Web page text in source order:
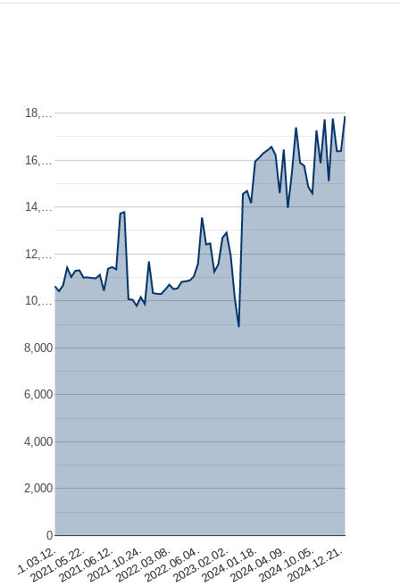
2021.05.22.2021.06.12.2021.10.24.2022.03.08.2022.06.04.2023.02.02.2024.01.18.2024.04.09.2024.10.05.
2024.12.21.
0
2,000
4,000
6,000
8,000
10,…
12,…
14,…
16,…
18,…